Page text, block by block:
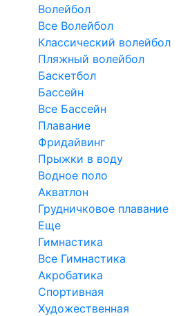
Волейбол
Все Волейбол
Классический волейбол
Пляжный волейбол
Баскетбол
Бассейн
Все Бассейн
Плавание
Фридайвинг
Прыжки в воду
Водное поло
Акватлон
Грудничковое плавание
Еще
Гимнастика
Все Гимнастика
Акробатика
Спортивная
Художественная